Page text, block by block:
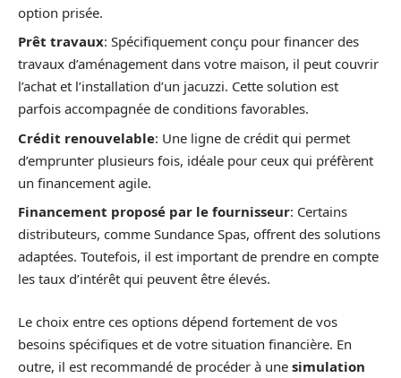
option prisée.
Prêt travaux: Spécifiquement conçu pour financer des
travaux d’aménagement dans votre maison, il peut couvrir
l’achat et l’installation d’un jacuzzi. Cette solution est
parfois accompagnée de conditions favorables.
Crédit renouvelable: Une ligne de crédit qui permet
d’emprunter plusieurs fois, idéale pour ceux qui préfèrent
un financement agile.
Financement proposé par le fournisseur: Certains
distributeurs, comme Sundance Spas, offrent des solutions
adaptées. Toutefois, il est important de prendre en compte
les taux d’intérêt qui peuvent être élevés.
Le choix entre ces options dépend fortement de vos
besoins spécifiques et de votre situation financière. En
outre, il est recommandé de procéder à une simulation